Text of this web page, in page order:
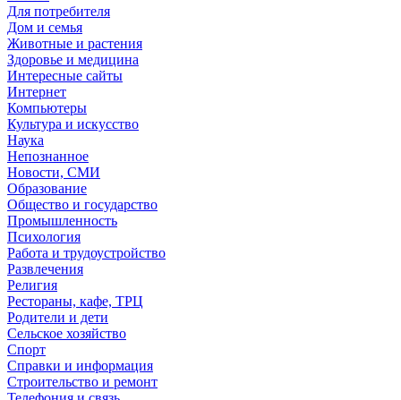
Для потребителя
Дом и семья
Животные и растения
Здоровье и медицина
Интересные сайты
Интернет
Компьютеры
Культура и искусство
Наука
Непознанное
Новости, СМИ
Образование
Общество и государство
Промышленность
Психология
Работа и трудоустройство
Развлечения
Религия
Рестораны, кафе, ТРЦ
Родители и дети
Сельское хозяйство
Спорт
Справки и информация
Строительство и ремонт